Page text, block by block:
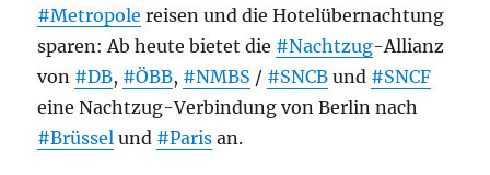
#Metropole reisen und die Hotelübernachtung
sparen: Ab heute bietet die #Nachtzug-Allianz
von #DB, #ÖBB, #NMBS / #SNCB und #SNCF
eine Nachtzug-Verbindung von Berlin nach
#Brüssel und #Paris an.